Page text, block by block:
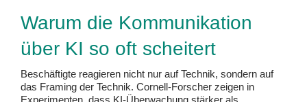
Warum die Kommunikation
über KI so oft scheitert
Beschäftigte reagieren nicht nur auf Technik, sondern auf
das Framing der Technik. Cornell-Forscher zeigen in
Experimenten, dass KI-Überwachung stärker als